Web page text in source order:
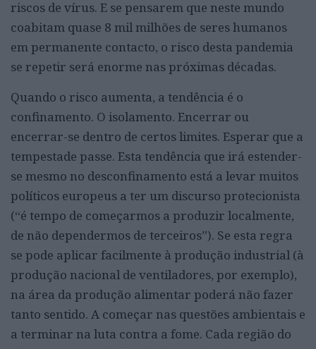
riscos de vírus. E se pensarem que neste mundo
coabitam quase 8 mil milhões de seres humanos
em permanente contacto, o risco desta pandemia
se repetir será enorme nas próximas décadas.
Quando o risco aumenta, a tendência é o
confinamento. O isolamento. Encerrar ou
encerrar-se dentro de certos limites. Esperar que a
tempestade passe. Esta tendência que irá estender-
se mesmo no desconfinamento está a levar muitos
políticos europeus a ter um discurso protecionista
(“é tempo de começarmos a produzir localmente,
de não dependermos de terceiros”). Se esta regra
se pode aplicar facilmente à produção industrial (à
produção nacional de ventiladores, por exemplo),
na área da produção alimentar poderá não fazer
tanto sentido. A começar nas questões ambientais e
a terminar na luta contra a fome. Cada região do